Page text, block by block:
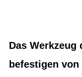
Das Werkzeug
befestigen